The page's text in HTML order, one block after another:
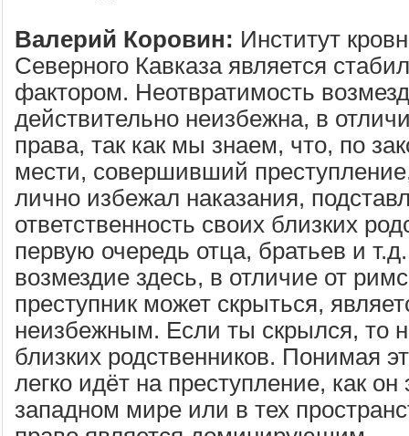
Валерий Коровин: Институт
Северного Кавказа является
фактором. Неотвратимость
действительно неизбежна, в
права, так как мы знаем, что, по
мести, совершивший
лично избежал наказания,
ответственность своих близких
первую очередь отца, братьев и
возмездие здесь, в отличие от
преступник может скрыться,
неизбежным. Если ты скрылся, то
близких родственников. Понимая
легко идёт на преступление, как он
западном мире или в тех